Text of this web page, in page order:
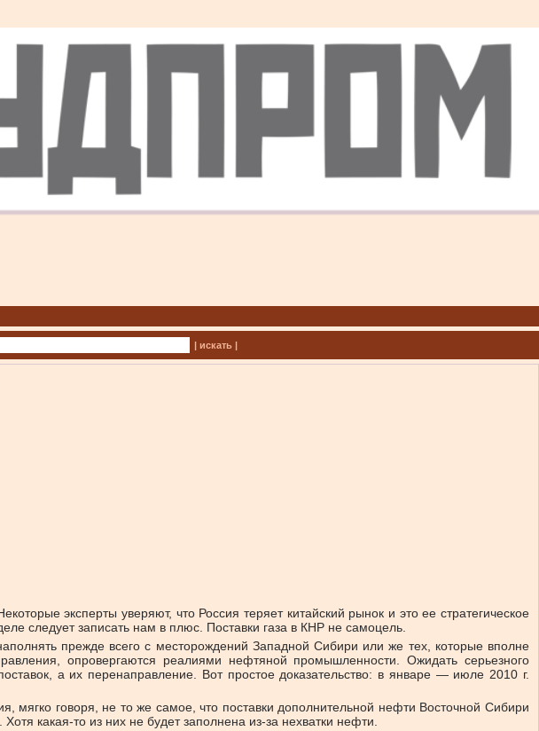
| искать |
эксперты уверяют, что Россия теряет китайский рынок и это ее стратегическое
следует записать нам в плюс. Поставки газа в КНР не самоцель.
прежде всего с меcторождений Западной Сибири или же тех, которые вполне
опровергаются реалиями нефтяной промышленности. Ожидать серьезного
а их перенаправление. Вот простое доказательство: в январе — июле 2010 г.
мягко говоря, не то же самое, что поставки дополнительной нефти Восточной Сибири
какая-то из них не будет заполнена из-за нехватки нефти.